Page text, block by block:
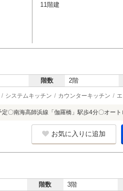
11階建
階数 2階
システムキッチン カウンターキッチン
〇南海高師浜線「伽羅橋」駅歩4分〇オート
お気に入りに追加
階数 3階